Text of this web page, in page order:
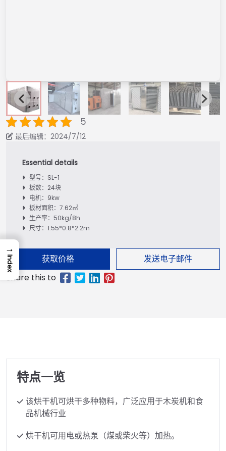
5
最后编辑：2024/7/12
型号：SL-1
板数：24块
电机：9kw
板材面积：7.62㎡
生产率：50kg/8h
尺寸：1.55*0.8*2.2m
获取价格 发送电子邮件
特点一览
该烘干机可烘干多种物料，广泛应用于木炭机和食
品机械行业
烘干机可用电或热泵（煤或柴火等）加热。
→
Index